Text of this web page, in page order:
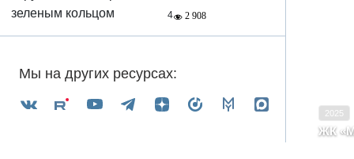
4
2 908
Мы на других ресурсах:
2025
ЖК